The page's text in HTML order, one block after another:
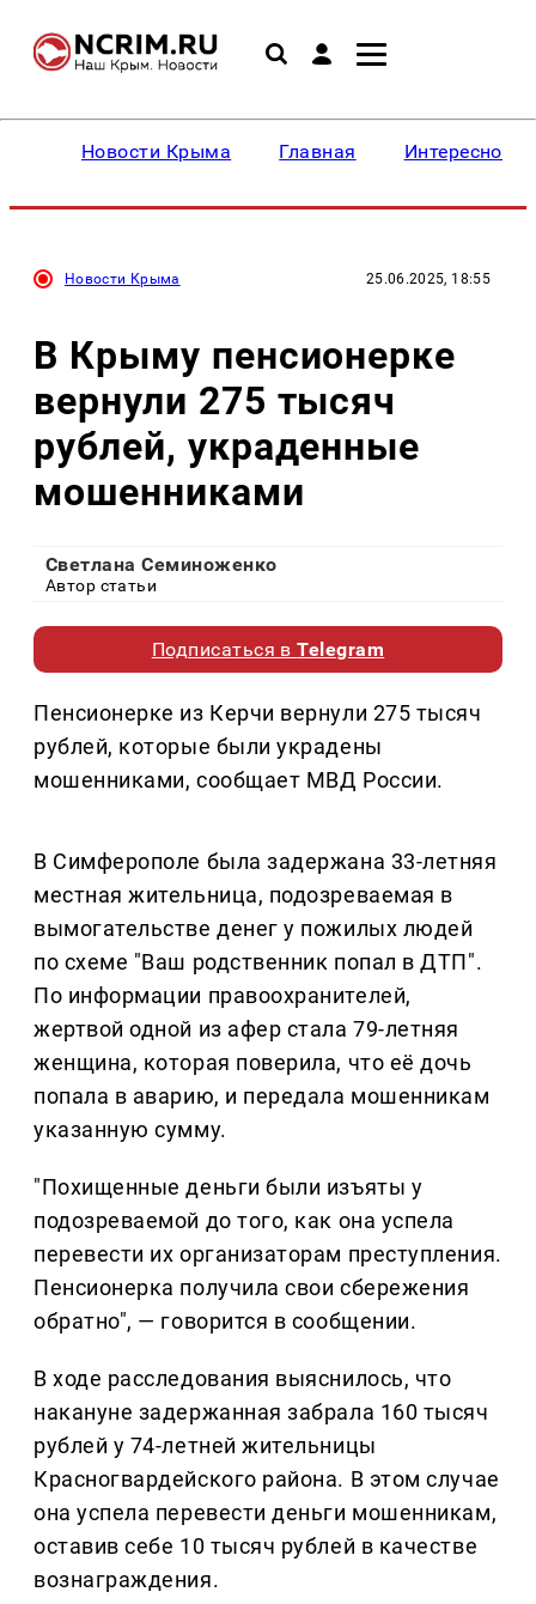
Новости Крыма Главная Интересное
Новости Крыма 25.06.2025, 18:55
В Крыму пенсионерке
вернули 275 тысяч
рублей, украденные
мошенниками
Светлана Семиноженко
Автор статьи
Подписаться вTelegram
Пенсионерке из Керчи вернули 275 тысяч
рублей, которые были украдены
мошенниками, сообщает МВД России.
В Симферополе была задержана 33-летняя
местная жительница, подозреваемая в
вымогательстве денег у пожилых людей
по схеме "Ваш родственник попал в ДТП".
По информации правоохранителей,
жертвой одной из афер стала 79-летняя
женщина, которая поверила, что её дочь
попала в аварию, и передала мошенникам
указанную сумму.
"Похищенные деньги были изъяты у
подозреваемой до того, как она успела
перевести их организаторам преступления.
Пенсионерка получила свои сбережения
обратно", — говорится в сообщении.
В ходе расследования выяснилось, что
накануне задержанная забрала 160 тысяч
рублей у 74-летней жительницы
Красногвардейского района. В этом случае
она успела перевести деньги мошенникам,
оставив себе 10 тысяч рублей в качестве
вознаграждения.